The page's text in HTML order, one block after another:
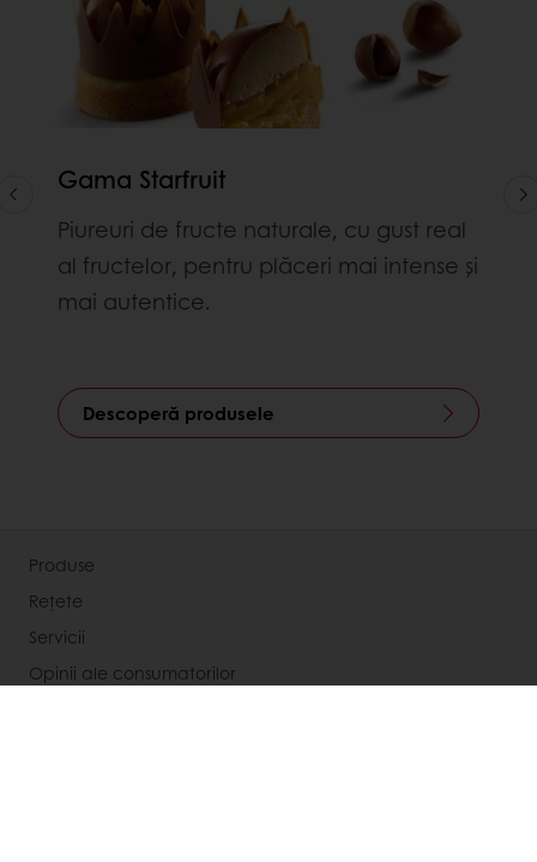
Gama Starfruit
Piureuri de fructe naturale, cu gust real
al fructelor, pentru plăceri mai intense și
mai autentice.
Descoperă produsele
Produse
Rețete
Servicii
Opinii ale consumatorilor